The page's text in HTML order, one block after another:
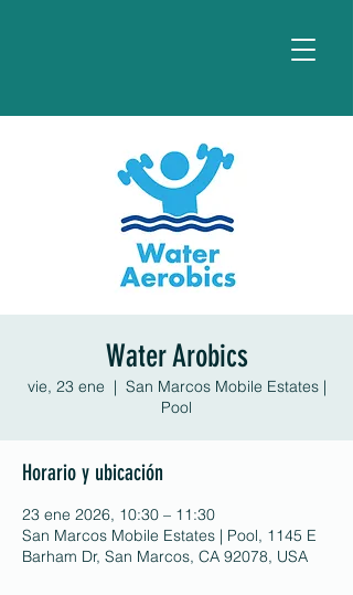
Water Arobics
vie, 23 ene
  |
San Marcos Mobile Estates |
Pool
Horario y ubicación
23 ene 2026, 10:30 – 11:30
San Marcos Mobile Estates | Pool, 1145 E
Barham Dr, San Marcos, CA 92078, USA